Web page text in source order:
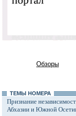
Обзоры
ТЕМЫ НОМЕРА
Признание
Абхазии и Южной